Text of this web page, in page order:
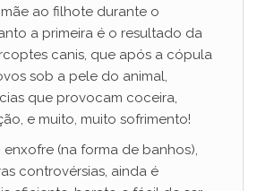
ao filhote durante o
a primeira é o resultado da
canis, que após a cópula
sob a pele do animal,
que provocam coceira,
e muito, muito sofrimento!
(na forma de banhos),
controvérsias, ainda é